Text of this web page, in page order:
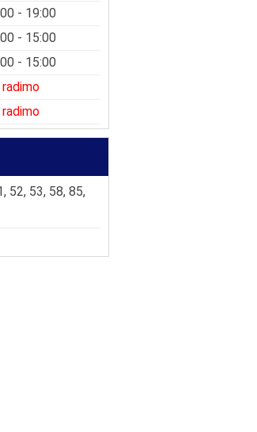
- 19:00
- 15:00
- 15:00
radimo
radimo
52, 53, 58, 85,